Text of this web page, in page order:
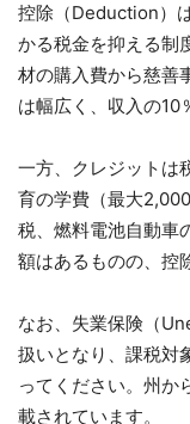
控除（Deduction）
かる税金を抑える制
材の購入費から慈善
は幅広く、収入の10
一方、クレジットは
育の学費（最大
税、燃料電池自動車
額はあるものの、控
なお、失業保険（
扱いとなり、課税対
ってください。州か
載されています。